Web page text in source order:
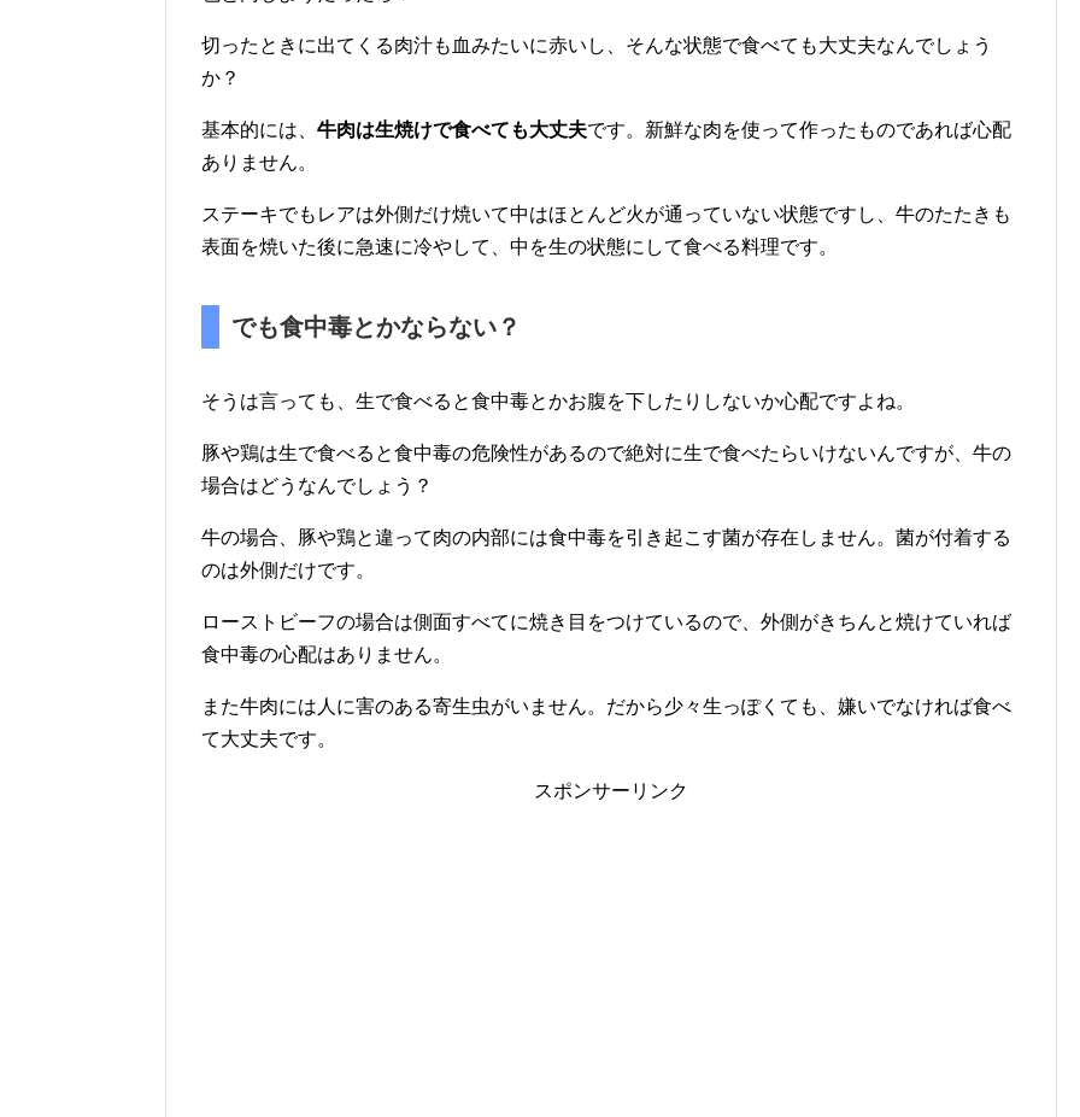
切ったときに出てくる肉汁も血みたいに赤いし、そんな状態で食べても大丈夫なんでしょう
か？
基本的には、 牛肉は生焼けで食べても大丈夫です。新鮮な肉を使って作ったものであれば心配
ありません。
ステーキでもレアは外側だけ焼いて中はほとんど火が通っていない状態ですし、牛のたたきも
表面を焼いた後に急速に冷やして、中を生の状態にして食べる料理です。
でも食中毒とかならない？
そうは言っても、生で食べると食中毒とかお腹を下したりしないか心配ですよね。
豚や鶏は生で食べると食中毒の危険性があるので絶対に生で食べたらいけないんですが、牛の
場合はどうなんでしょう？
牛の場合、豚や鶏と違って肉の内部には食中毒を引き起こす菌が存在しません。菌が付着する
のは外側だけです。
ローストビーフの場合は側面すべてに焼き目をつけているので、外側がきちんと焼けていれば
食中毒の心配はありません。
また牛肉には人に害のある寄生虫がいません。だから少々生っぽくても、嫌いでなければ食べ
て大丈夫です。
スポンサーリンク